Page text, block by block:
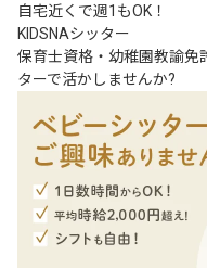
自宅近くで週1もOK！
KIDSNAシッター
保育士資格・幼稚園教諭免
ターで活かしませんか?